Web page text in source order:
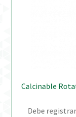
Calcinable
Debe